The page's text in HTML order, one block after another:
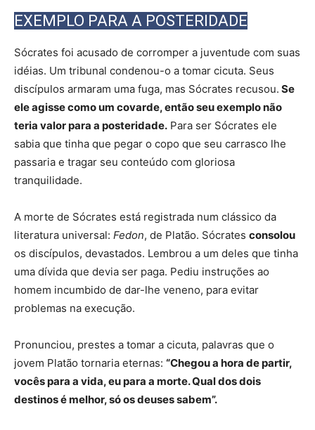
EXEMPLO PARA A POSTERIDADE
Sócrates foi acusado de corromper a juventude com suas
idéias. Um tribunal condenou-o a tomar cicuta. Seus
discípulos armaram uma fuga, mas Sócrates recusou. Se
ele agisse como um covarde, então seu exemplo não
teria valor para a posteridade. Para ser Sócrates ele
sabia que tinha que pegar o copo que seu carrasco lhe
passaria e tragar seu conteúdo com gloriosa
tranquilidade.
A morte de Sócrates está registrada num clássico da
literatura universal: Fedon, de Platão. Sócrates consolou
os discípulos, devastados. Lembrou a um deles que tinha
uma dívida que devia ser paga. Pediu instruções ao
homem incumbido de dar-lhe veneno, para evitar
problemas na execução.
Pronunciou, prestes a tomar a cicuta, palavras que o
jovem Platão tornaria eternas: “Chegou a hora de partir,
vocês para a vida, eu para a morte. Qual dos dois
destinos é melhor, só os deuses sabem”.